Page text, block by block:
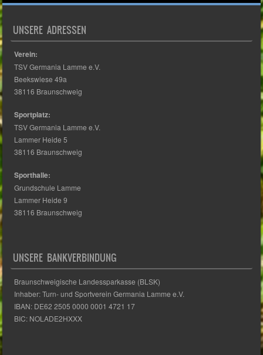
UNSERE ADRESSEN
Verein:
TSV Germania Lamme e.V.
Beekswiese 49a
38116 Braunschweig
Sportplatz:
TSV Germania Lamme e.V.
Lammer Heide 5
38116 Braunschweig
Sporthalle:
Grundschule Lamme
Lammer Heide 9
38116 Braunschweig
UNSERE BANKVERBINDUNG
Braunschweigische Landessparkasse (BLSK)
Inhaber: Turn- und Sportverein Germania Lamme e.V.
IBAN: DE62 2505 0000 0001 4721 17
BIC: NOLADE2HXXX